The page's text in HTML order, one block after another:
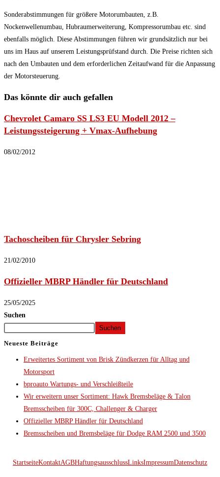
Sonderabstimmungen für größere Motorumbauten, z.B.
Nockenwellenumbau, Hubraumerweiterung, Kompressorumbau etc. sind
ebenfalls möglich. Diese Abstimmungen führen wir grundsätzlich nur bei
uns im Haus auf unserem Leistungsprüfstand durch. Die Preise richten sich
nach den Umbauten und dem erforderlichen Zeitaufwand für die Anpassung
der Motorsteuerung.
Das könnte dir auch gefallen
Chevrolet Camaro SS LS3 EU Modell 2012 –
Leistungssteigerung + Vmax-Aufhebung
08/02/2012
Tachoscheiben für Chrysler Sebring
21/02/2010
Offizieller MBRP Händler für Deutschland
25/05/2025
Suchen
Suchen
Neueste Beiträge
Erweitertes Sortiment von Brisk Zündkerzen für Alltag und
Motorsport
bproauto Wartungs- und Verschleißteile
Wir erweitern unser Sortiment: Hawk Bremsbeläge & Talon
Bremsscheiben für 300C, Challenger & Charger
Offizieller MBRP Händler für Deutschland
Bremsscheiben und Bremsbeläge für Dodge RAM 2500 und 3500
StartseiteKontaktAGBHaftungsausschlussLinksImpressumDatenschutz